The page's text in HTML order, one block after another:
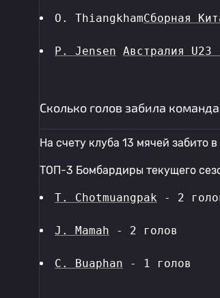
O. ThiangkhamСборная
P. Jensen Австралия
Сколько голов забила
На счету клуба 13 мячей забито
ТОП-3 Бомбардиры текущего
T. Chotmuangpak - 2
J. Mamah - 2 голов
C. Buaphan - 1 голов